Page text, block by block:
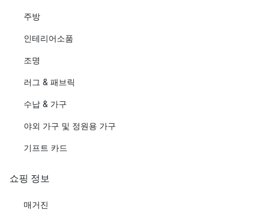
주방
인테리어소품
조명
러그 & 패브릭
수납 & 가구
야외 가구 및 정원용 가구
기프트 카드
쇼핑 정보
매거진